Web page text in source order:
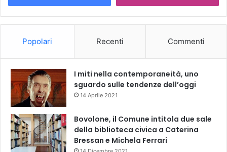
Popolari Recenti Commenti
I miti nella contemporaneità, uno
sguardo sulle tendenze dell’oggi
14 Aprile 2021
Bovolone, il Comune intitola due sale
della biblioteca civica a Caterina
Bressan e Michela Ferrari